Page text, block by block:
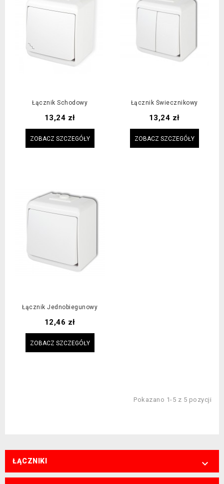
Łącznik Schodowy
Cena
13,24 zł
ZOBACZ SZCZEGÓŁY
Łącznik Świecznikowy
Cena
13,24 zł
ZOBACZ SZCZEGÓŁY
Łącznik Jednobiegunowy
Cena
12,46 zł
ZOBACZ SZCZEGÓŁY
Pokazano 1-5 z 5 pozycji
ŁĄCZNIKI 